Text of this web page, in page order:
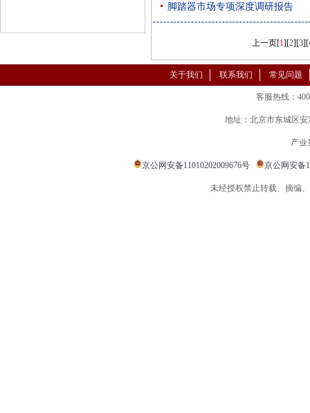
脚踏器市场专项深度调研报告
上一页[1][2][3][
关于我们 联系我们 常见问题
客服热线：
地址：北京市东城区
产业
京公网安备11010202009676号 京公网安备
未经授权禁止转载、摘编